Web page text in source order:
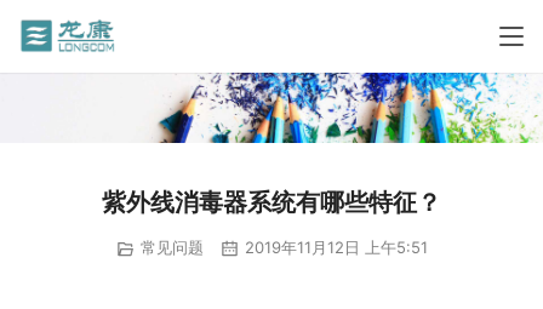
紫外线消毒器系统有哪些特征？
常见问题 2019年11月12日 上午5:51